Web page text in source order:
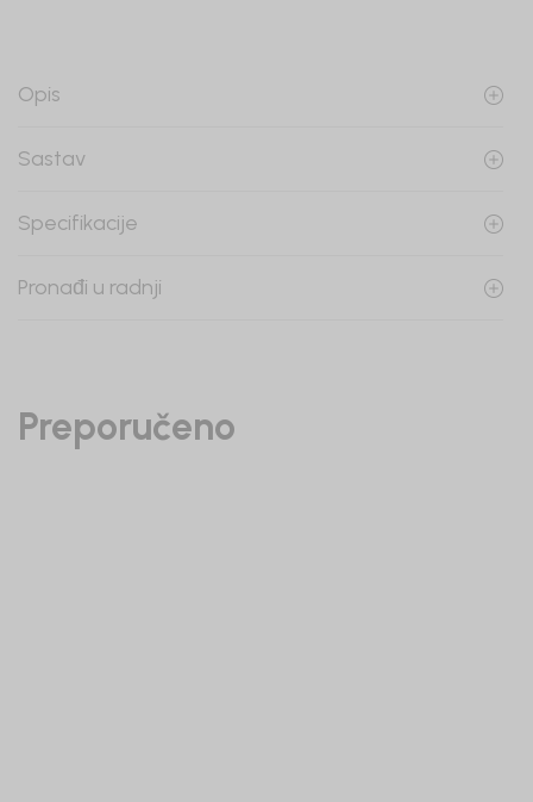
Opis
Sastav
Specifikacije
Pronađi u radnji
Preporučeno